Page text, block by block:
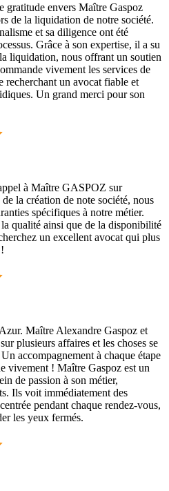
gratitude envers Maître Gaspoz
de la liquidation de notre société.
et sa diligence ont été
Grâce à son expertise, il a su
liquidation, nous offrant un soutien
vivement les services de
recherchant un avocat fiable et
Un grand merci pour son
à Maître GASPOZ sur
la création de note société, nous
spécifiques à notre métier.
qualité ainsi que de la disponibilité
un excellent avocat qui plus
Maître Alexandre Gaspoz et
plusieurs affaires et les choses se
accompagnement à chaque étape
vivement ! Maître Gaspoz est un
de passion à son métier,
Ils voit immédiatement des
pendant chaque rendez-vous,
les yeux fermés.